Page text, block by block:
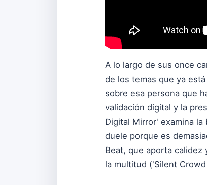
A lo largo de sus once
de los temas que ya
sobre esa persona que
validación digital y la
Digital Mirror' examina
duele porque es
Beat, que aporta calidez
la multitud ('Silent